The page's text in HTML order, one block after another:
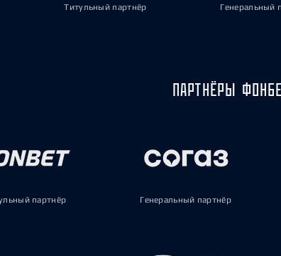
Титульный партнёр Генеральный
ПАРТНЁРЫ
партнёр Генеральный партнёр